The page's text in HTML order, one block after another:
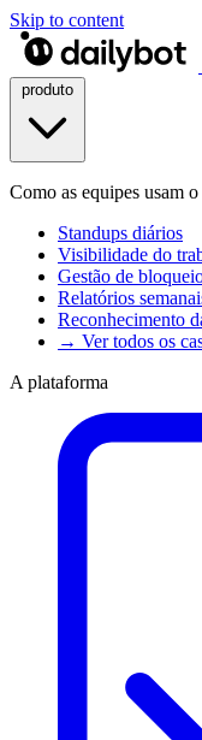
Skip to content
Como as equipes usam
Standups diários
Visibilidade do
Gestão de
Relatórios
Reconhecimento
→ Ver todos os
A plataforma